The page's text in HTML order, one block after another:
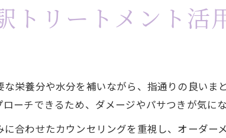
善を叶える美容院選びの新常識
容院選びで重視すべき髪質改善の視点
容院トリートメントとホームケアの違い
田の美容院で受けるべきおすすめ施術とは
リアにおける賢いトリートメント術
トリートメント活
栄養分や水分を補いながら、指通りの良いま
ーチできるため、ダメージやパサつきが気に
合わせたカウンセリングを重視し、オーダー